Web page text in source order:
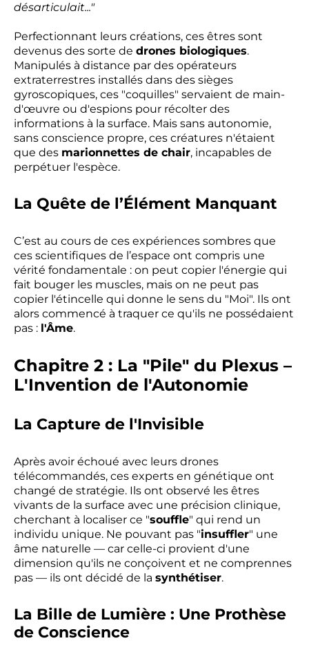
désarticulait..."
Perfectionnant leurs créations, ces êtres sont
devenus des sorte de drones biologiques.
Manipulés à distance par des opérateurs
extraterrestres installés dans des sièges
gyroscopiques, ces "coquilles" servaient de main-
d'œuvre ou d'espions pour récolter des
informations à la surface. Mais sans autonomie,
sans conscience propre, ces créatures n'étaient
que des marionnettes de chair, incapables de
perpétuer l'espèce.
La Quête de l’Élément Manquant
C’est au cours de ces expériences sombres que
ces scientifiques de l’espace ont compris une
vérité fondamentale : on peut copier l'énergie qui
fait bouger les muscles, mais on ne peut pas
copier l'étincelle qui donne le sens du "Moi". Ils ont
alors commencé à traquer ce qu'ils ne possédaient
pas : l'Âme.
Chapitre 2 : La "Pile" du Plexus –
L'Invention de l'Autonomie
La Capture de l'Invisible
Après avoir échoué avec leurs drones
télécommandés, ces experts en génétique ont
changé de stratégie. Ils ont observé les êtres
vivants de la surface avec une précision clinique,
cherchant à localiser ce "souffle" qui rend un
individu unique. Ne pouvant pas "insuffler" une
âme naturelle — car celle-ci provient d'une
dimension qu'ils ne conçoivent et ne comprennes
pas — ils ont décidé de la synthétiser.
La Bille de Lumière : Une Prothèse
de Conscience